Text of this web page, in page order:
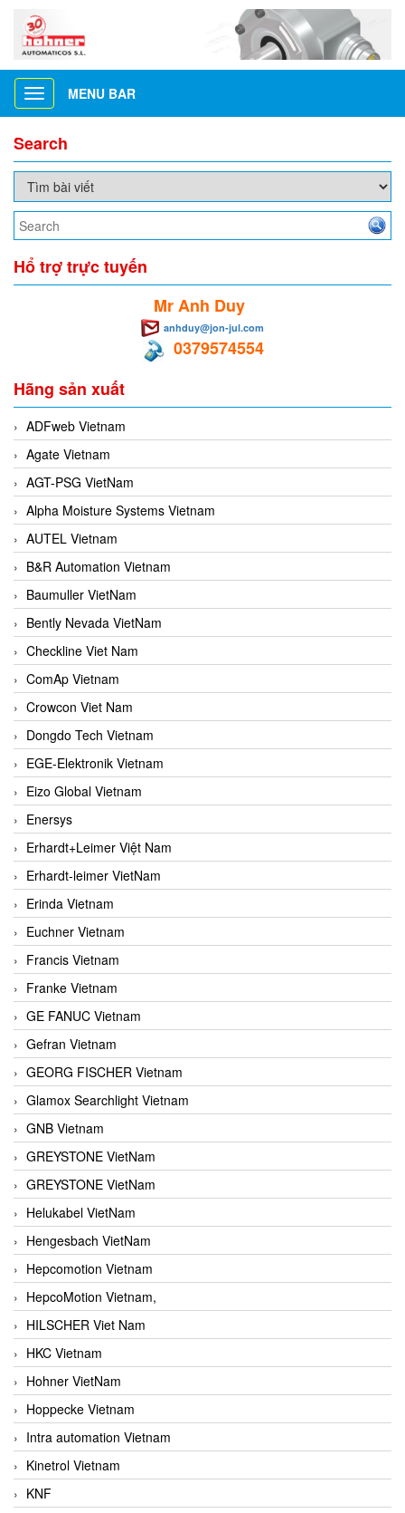
Toggle
navigation
MENU BAR
Search
Hổ trợ trực tuyến
Mr Anh Duy
anhduy@jon-jul.com
0379574554
Hãng sản xuất
ADFweb Vietnam
Agate Vietnam
AGT-PSG VietNam
Alpha Moisture Systems Vietnam
AUTEL Vietnam
B&R Automation Vietnam
Baumuller VietNam
Bently Nevada VietNam
Checkline Viet Nam
ComAp Vietnam
Crowcon Viet Nam
Dongdo Tech Vietnam
EGE-Elektronik Vietnam
Eizo Global Vietnam
Enersys
Erhardt+Leimer Việt Nam
Erhardt-leimer VietNam
Erinda Vietnam
Euchner Vietnam
Francis Vietnam
Franke Vietnam
GE FANUC Vietnam
Gefran Vietnam
GEORG FISCHER Vietnam
Glamox Searchlight Vietnam
GNB Vietnam
GREYSTONE VietNam
GREYSTONE VietNam
Helukabel VietNam
Hengesbach VietNam
Hepcomotion Vietnam
HepcoMotion Vietnam,
HILSCHER Viet Nam
HKC Vietnam
Hohner VietNam
Hoppecke Vietnam
Intra automation Vietnam
Kinetrol Vietnam
KNF